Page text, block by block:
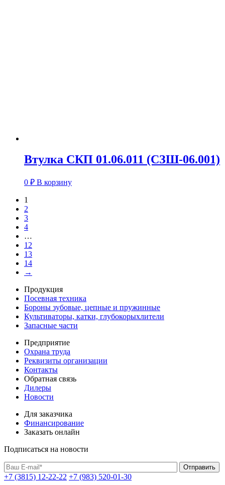
Втулка СКП 01.06.011 (СЗШ-06.001)
0 ₽ В корзину
1
2
3
4
…
12
13
14
→
Продукция
Посевная техника
Бороны зубовые, цепные и пружинные
Культиваторы, катки, глубокорыхлители
Запасные части
Предприятие
Охрана труда
Реквизиты организации
Контакты
Обратная связь
Дилеры
Новости
Для заказчика
Финансирование
Заказать онлайн
Подписаться на новости
+7 (3815) 12-22-22 +7 (983) 520-01-30